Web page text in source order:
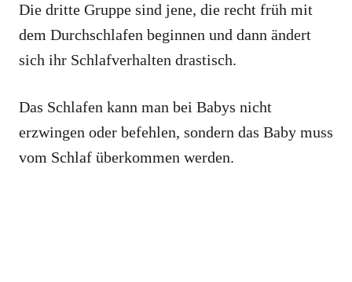
Die dritte Gruppe sind jene, die recht früh mit
dem Durchschlafen beginnen und dann ändert
sich ihr Schlafverhalten drastisch.
Das Schlafen kann man bei Babys nicht
erzwingen oder befehlen, sondern das Baby muss
vom Schlaf überkommen werden.